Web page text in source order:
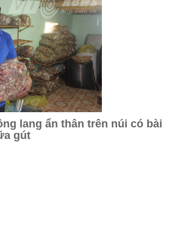
lang ẩn thân trên núi có bài
gút